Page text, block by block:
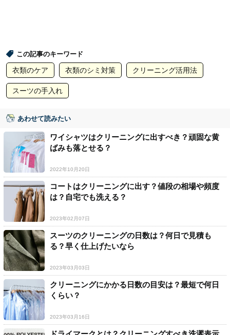
この記事のキーワード
衣類のケア 衣類のシミ対策 クリーニング活用法
スーツの手入れ
あわせて読みたい
ワイシャツはクリーニングに出すべき？頑固な黄
ばみも落とせる？
2022年10月20日
コートはクリーニングに出す？値段の相場や頻度
は？自宅でも洗える？
2023年02月07日
スーツのクリーニングの日数は？何日で見積も
る？早く仕上げたいなら
2023年03月03日
クリーニングにかかる日数の目安は？最短で何日
くらい？
2023年03月16日